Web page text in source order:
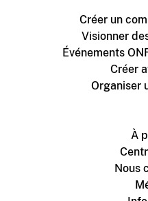
Créer un
Visionner
Événements
Créer
Organiser
À
Nous